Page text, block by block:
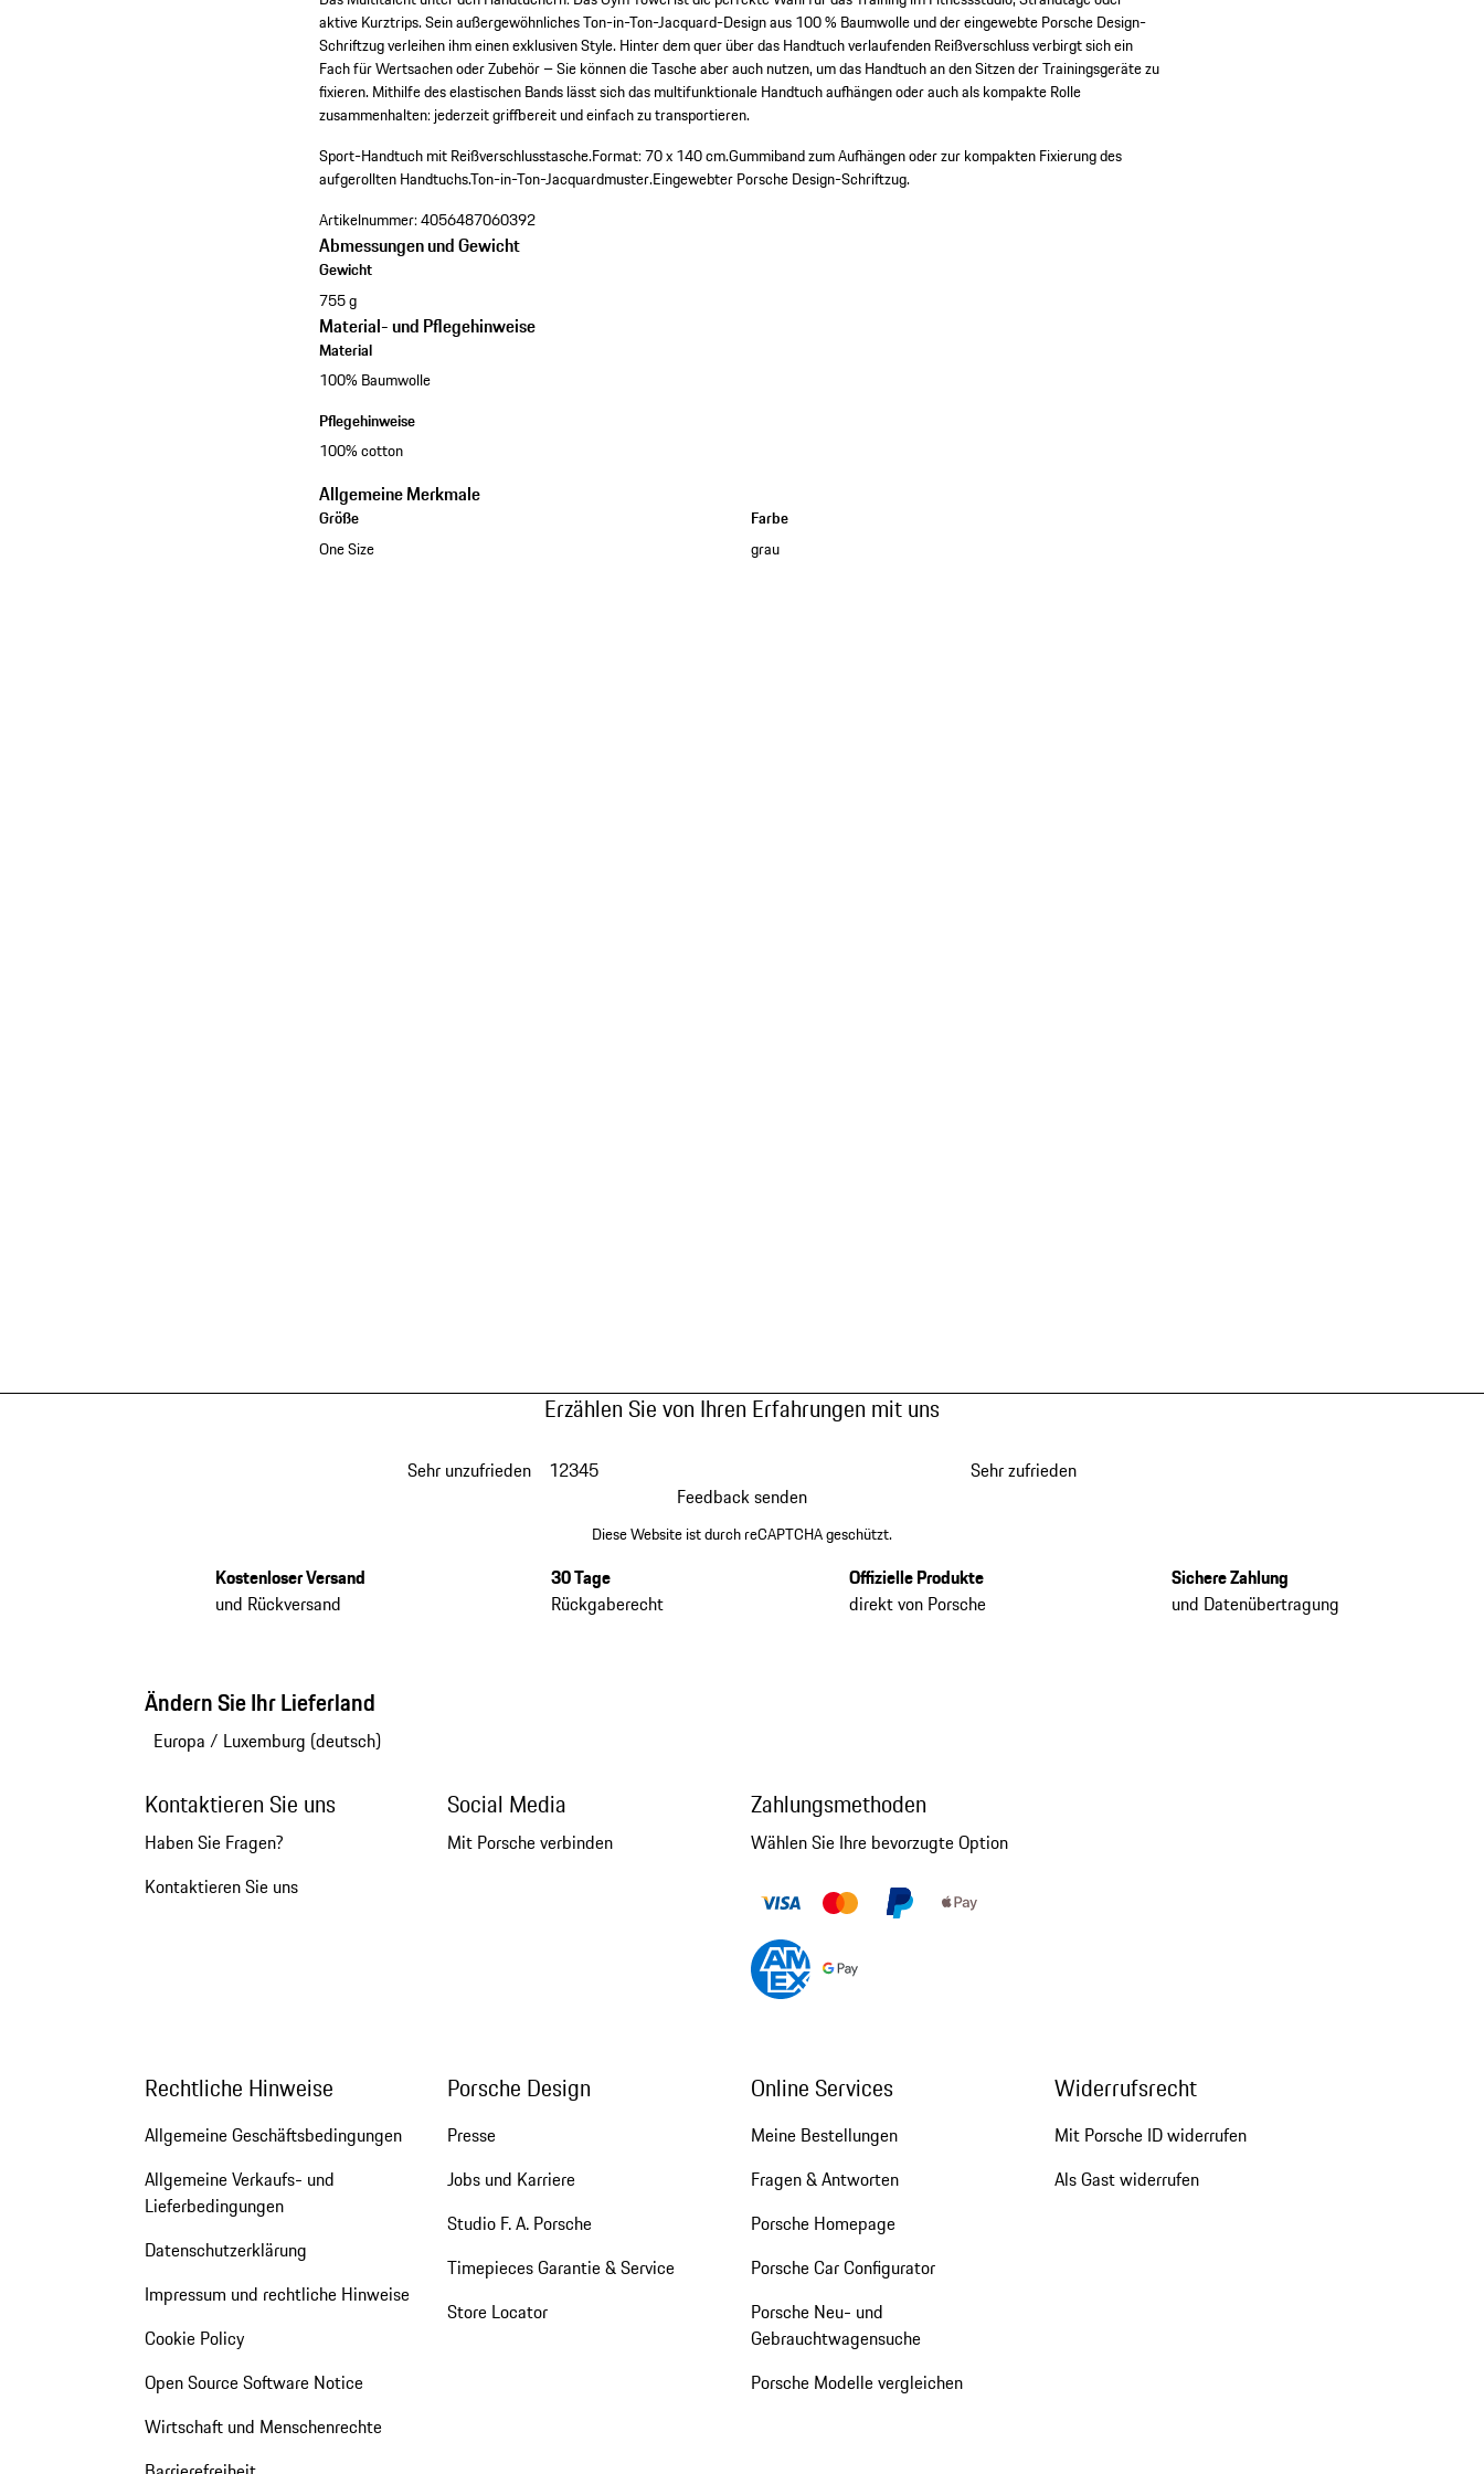
aktive Kurztrips. Sein außergewöhnliches Ton-in-Ton-Jacquard-Design aus 100 % Baumwolle und der eingewebte Porsche Design-
Schriftzug verleihen ihm einen exklusiven Style. Hinter dem quer über das Handtuch verlaufenden Reißverschluss verbirgt sich ein
Fach für Wertsachen oder Zubehör – Sie können die Tasche aber auch nutzen, um das Handtuch an den Sitzen der Trainingsgeräte zu
fixieren. Mithilfe des elastischen Bands lässt sich das multifunktionale Handtuch aufhängen oder auch als kompakte Rolle
zusammenhalten: jederzeit griffbereit und einfach zu transportieren.
Sport-Handtuch mit Reißverschlusstasche.Format: 70 x 140 cm.Gummiband zum Aufhängen oder zur kompakten Fixierung des
aufgerollten Handtuchs.Ton-in-Ton-Jacquardmuster.Eingewebter Porsche Design-Schriftzug.
Artikelnummer:4056487060392
Abmessungen und Gewicht
Gewicht
755 g
Material- und Pflegehinweise
Material
100% Baumwolle
Pflegehinweise
100% cotton
Allgemeine Merkmale
Größe
One Size
Farbe
grau
Erzählen Sie von Ihren Erfahrungen mit uns
Sehr unzufrieden 12345
Sehr zufrieden
Feedback senden
Diese Website ist durch reCAPTCHA geschützt.
Kostenloser Versand
und Rückversand
30 Tage
Rückgaberecht
Offizielle Produkte
direkt von Porsche
Sichere Zahlung
und Datenübertragung
Ändern Sie Ihr Lieferland
Europa / Luxemburg (deutsch)
Kontaktieren Sie uns
Haben Sie Fragen?
Kontaktieren Sie uns
Social Media
Mit Porsche verbinden
Zahlungsmethoden
Wählen Sie Ihre bevorzugte Option
Rechtliche Hinweise
Allgemeine Geschäftsbedingungen
Allgemeine Verkaufs- und
Lieferbedingungen
Datenschutzerklärung
Impressum und rechtliche Hinweise
Cookie Policy
Open Source Software Notice
Wirtschaft und Menschenrechte
Porsche Design
Presse
Jobs und Karriere
Studio F. A. Porsche
Timepieces Garantie & Service
Store Locator
Online Services
Meine Bestellungen
Fragen & Antworten
Porsche Homepage
Porsche Car Configurator
Porsche Neu- und
Gebrauchtwagensuche
Porsche Modelle vergleichen
Widerrufsrecht
Mit Porsche ID widerrufen
Als Gast widerrufen